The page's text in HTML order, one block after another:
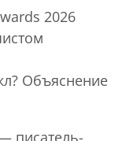
2026
Объяснение
писатель-